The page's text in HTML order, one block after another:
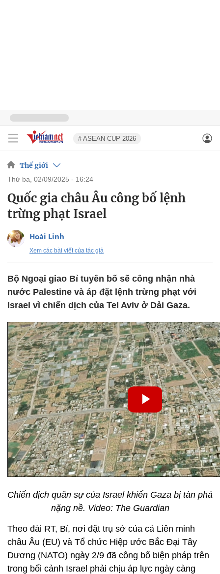
# ASEAN CUP 2026
Thế giới
thứ ba, 02/09/2025 - 16:24
Quốc gia châu Âu công bố lệnh
trừng phạt Israel
Hoài Linh
Xem các bài viết của tác giả
Bộ Ngoại giao Bỉ tuyên bố sẽ công nhận nhà
nước Palestine và áp đặt lệnh trừng phạt với
Israel vì chiến dịch của Tel Aviv ở Dải Gaza.
Chiến dịch quân sự của Israel khiến Gaza bị tàn phá
nặng nề. Video: The Guardian
Theo đài RT, Bỉ, nơi đặt trụ sở của cả Liên minh
châu Âu (EU) và Tổ chức Hiệp ước Bắc Đại Tây
Dương (NATO) ngày 2/9 đã công bố biện pháp trên
trong bối cảnh Israel phải chịu áp lực ngày càng